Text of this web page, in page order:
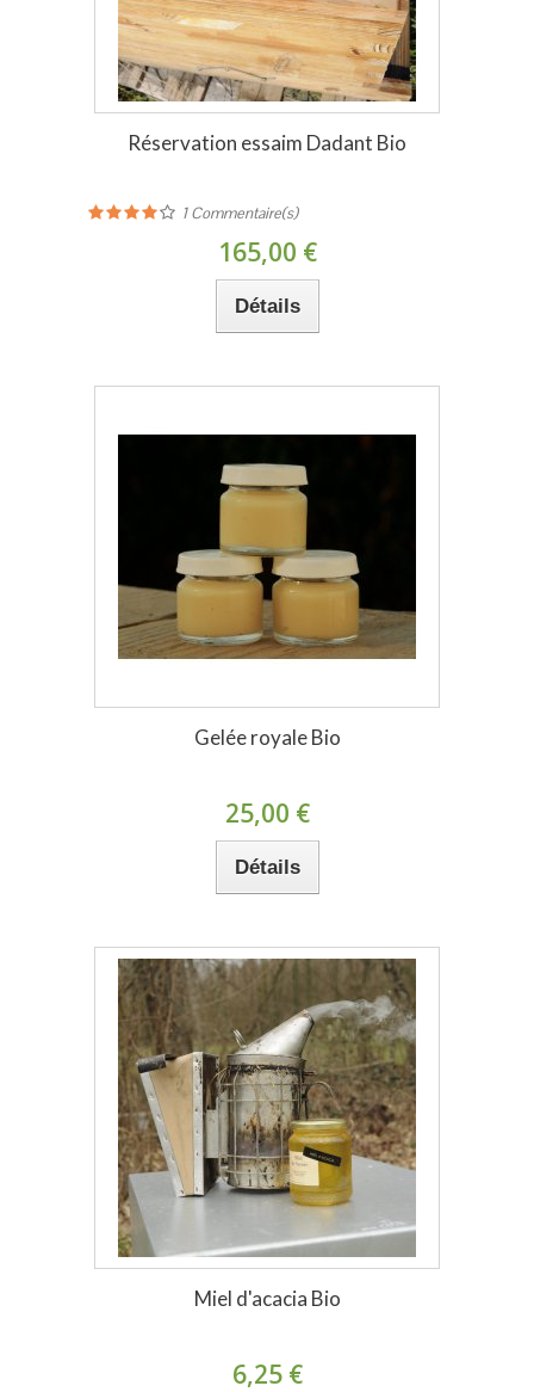
Réservation essaim Dadant Bio
1Commentaire(s)
165,00 €
Détails
Gelée royale Bio
25,00 €
Détails
Miel d'acacia Bio
6,25 €